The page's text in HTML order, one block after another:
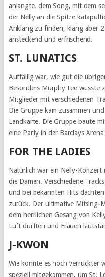
anlangte, dem Song, mit dem
der Nelly an die Spitze
Anklang zu finden, klang aber
ansteckend und erfrischend.
ST. LUNATICS
Auffällig war, wie gut die
Besonders Murphy Lee wusste
Mitglieder mit verschiedenen
Die Gruppe kam zusammen
Landkarte. Die Gruppe baute
eine Party in der Barclays
FOR THE LADIES
Natürlich war ein Nelly-
die Damen. Verschiedene
und bei bekannten Hits
zurück. Der ultimative Mitsing-
dem herrlichen Gesang von
Luft durften und Frauen
J-KWON
Wie konnte es noch verrückter
speziell mitgekommen, um St.